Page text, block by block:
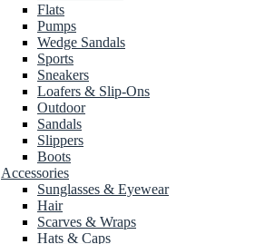
Flats
Pumps
Wedge Sandals
Sports
Sneakers
Loafers & Slip-Ons
Outdoor
Sandals
Slippers
Boots
Accessories
Sunglasses & Eyewear
Hair
Scarves & Wraps
Hats & Caps